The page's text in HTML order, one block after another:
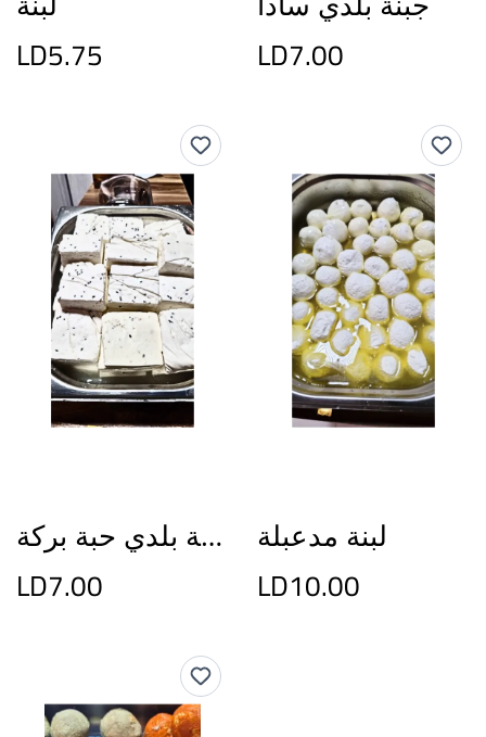
LD5.75 LD7.00
جبنة بلدي حبة بركة
LD7.00
لبنة مدعبلة
LD10.00